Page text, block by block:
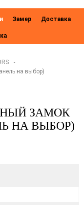
Замер Доставка
-
на выбор)
ЗАМОК
НА ВЫБОР)